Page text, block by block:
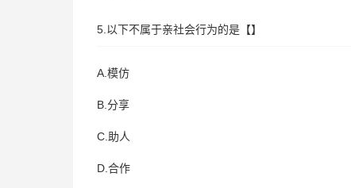
5.以下不属于亲社会行为的是【】
A.模仿
B.分享
C.助人
D.合作